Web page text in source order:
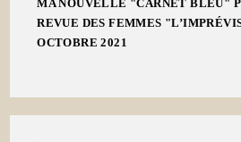
MA NOUVELLE "CARNET BLEU"
REVUE DES FEMMES
OCTOBRE 2021